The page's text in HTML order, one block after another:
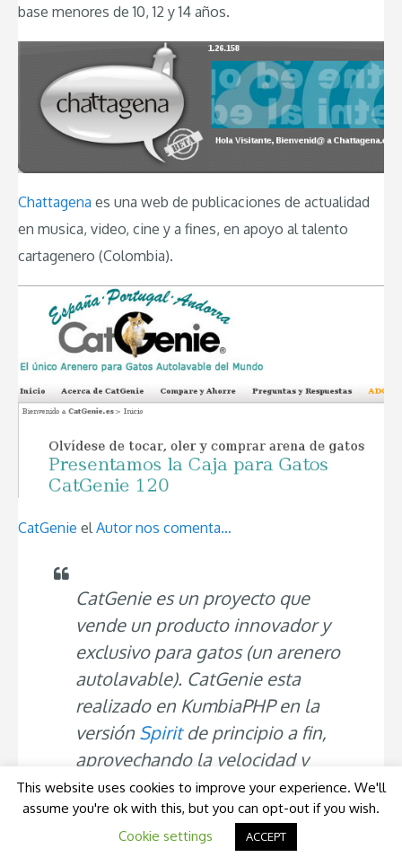
base menores de 10, 12 y 14 años.
Chattagena es una web de publicaciones de actualidad
en musica, video, cine y a fines, en apoyo al talento
cartagenero (Colombia).
CatGenie el Autor nos comenta…
CatGenie es un proyecto que
vende un producto innovador y
exclusivo para gatos (un arenero
autolavable). CatGenie esta
realizado en KumbiaPHP en la
versiónSpiritde principio a fin,
aprovechando la velocidad y
demás características del
framework que hacen que el
desarrollo y el mantenimiento sea
This website uses cookies to improve your experience. We'll
assume you're ok with this, but you can opt-out if you wish.
Cookie settings
ACCEPT